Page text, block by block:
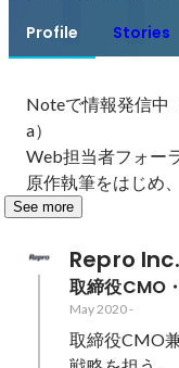
Profile Stories
Noteで情報発信中
a）
Web担当者フォー
原作執筆をはじめ
See more
Repro Inc.
取締役CMO
May 2020-
取締役CMO